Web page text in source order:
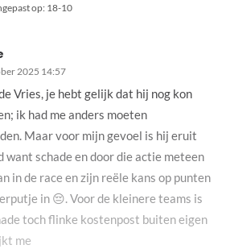
op: 18-10
2025 14:57
Vries, je hebt gelijk dat hij nog kon
ik had me anders moeten
Maar voor mijn gevoel is hij eruit
want schade en door die actie meteen
in de race en zijn reële kans op punten
in 😔. Voor de kleinere teams is
toch flinke kostenpost buiten eigen
me